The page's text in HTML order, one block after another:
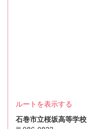
ルートを表示する
石巻市立桜坂高等学校